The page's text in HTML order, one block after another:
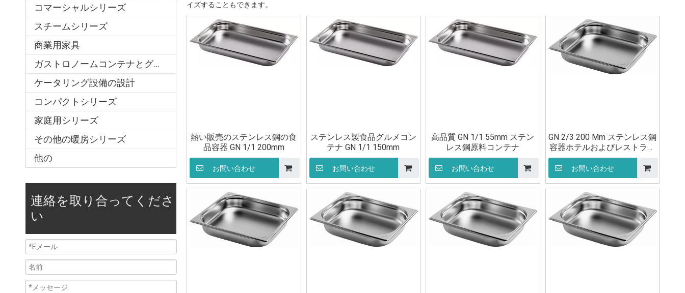
コマーシャルシリーズ
スチームシリーズ
商業用家具
ガストロノームコンテナとグリッド
ケータリング設備の設計
コンパクトシリーズ
家庭用シリーズ
その他の暖房シリーズ
他の
連絡を取り合ってくださ
い
イズすることもできます。
熱い販売のステンレス鋼の食
品容器 GN 1/1 200mm
お問い合わせ
ステンレス製食品グルメコン
テナ GN 1/1 150mm
お問い合わせ
高品質 GN 1/1 55mm ステン
レス鋼原料コンテナ
お問い合わせ
GN 2/3 200 Mm ステンレス鋼
容器ホテルおよびレストラン
用品ポット
お問い合わせ